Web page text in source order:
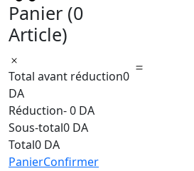
Panier (0
Article)
Total avant réduction0
DA
Réduction- 0 DA
Sous-total0 DA
Total0 DA
PanierConfirmer